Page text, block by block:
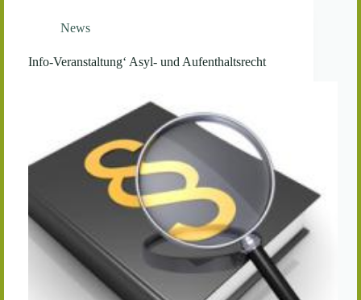
News
Info-Veranstaltung‘ Asyl- und Aufenthaltsrecht